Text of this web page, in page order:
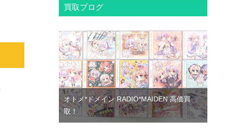
買取ブログ
オトメ*ドメイン RADIO*MAIDEN 高価買
取！